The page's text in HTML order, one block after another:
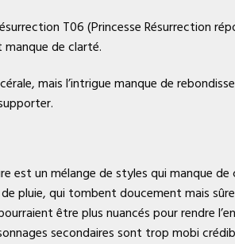
T06 (Princesse Résurrection
de clarté.
mais l’intrigue manque de
est un mélange de styles qui manque de
pluie, qui tombent doucement mais
être plus nuancés pour rendre
secondaires sont trop mobi